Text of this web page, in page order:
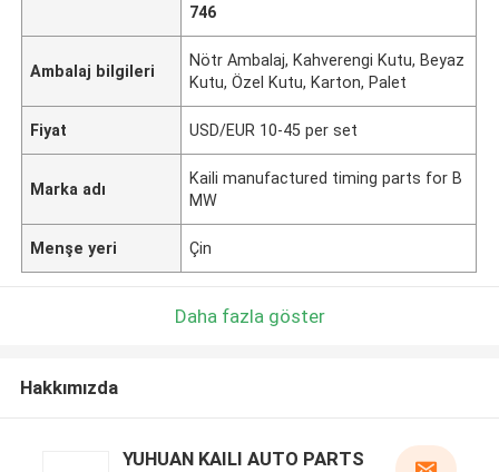
746
Ambalaj bilgileri
Nötr Ambalaj, Kahverengi Kutu, Beyaz
Kutu, Özel Kutu, Karton, Palet
Fiyat USD/EUR 10-45 per set
Marka adı
Kaili manufactured timing parts for B
MW
Menşe yeri Çin
Daha fazla göster
Hakkımızda
YUHUAN KAILI AUTO PARTS